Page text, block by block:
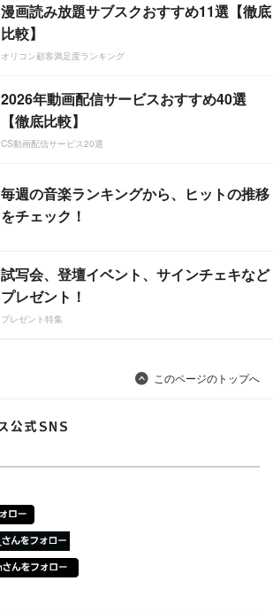
漫画読み放題サブスクおすすめ11選【徹底
比較】
オリコン顧客満足度ランキング
2026年動画配信サービスおすすめ40選
【徹底比較】
CS動画配信サービス20選
毎週の音楽ランキングから、ヒットの推移
をチェック！
試写会、登壇イベント、サインチェキなど
プレゼント！
プレゼント特集
このページのトップへ